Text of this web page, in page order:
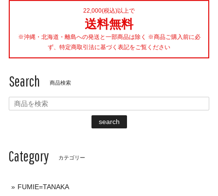
22,000(税込)以上で
送料無料
※沖縄・北海道・離島への発送と一部商品は除く ※商品ご購入前に必
ず、特定商取引法に基づく表記をご覧ください
Search 商品検索
search
Category カテゴリー
FUMIE=TANAKA